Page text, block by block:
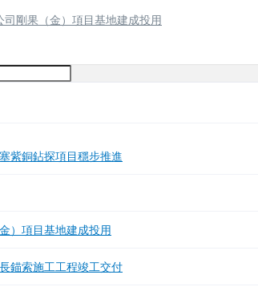
司剛果（金）項目基地建成投用
紫銅鉆探項目穩步推進
）項目基地建成投用
錨索施工工程竣工交付